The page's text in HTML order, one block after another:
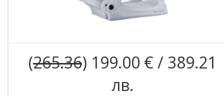
(265.36) 199.00 € / 389.21
лв.